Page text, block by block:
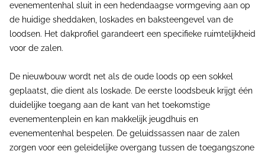
evenementenhal sluit in een hedendaagse vormgeving aan op
de huidige sheddaken, loskades en baksteengevel van de
loodsen. Het dakprofiel garandeert een specifieke ruimtelijkheid
voor de zalen.
De nieuwbouw wordt net als de oude loods op een sokkel
geplaatst, die dient als loskade. De eerste loodsbeuk krijgt één
duidelijke toegang aan de kant van het toekomstige
evenementenplein en kan makkelijk jeugdhuis en
evenementenhal bespelen. De geluidssassen naar de zalen
zorgen voor een geleidelijke overgang tussen de toegangszone